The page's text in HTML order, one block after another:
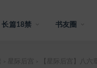
长篇18禁 书友圈
星际后宫 【星际后宫】八六章